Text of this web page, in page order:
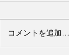
コメントを追加…